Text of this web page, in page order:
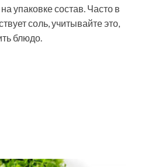
упаковке состав. Часто в
соль, учитывайте это,
блюдо.